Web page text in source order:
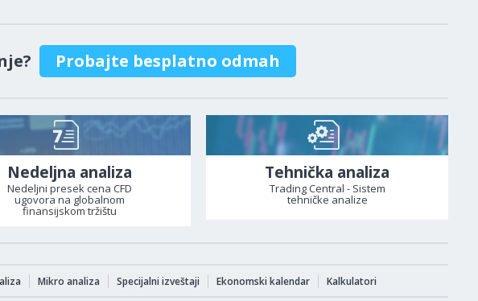
Probajte besplatno odmah
Nedeljna analiza
Nedeljni presek cena CFD
ugovora na globalnom
finansijskom tržištu
Tehnička analiza
Trading Central - Sistem
tehničke analize
Mikro analiza Specijalni izveštaji Ekonomski kalendar Kalkulatori